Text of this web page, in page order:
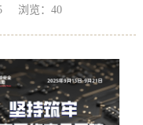
浏览： 40